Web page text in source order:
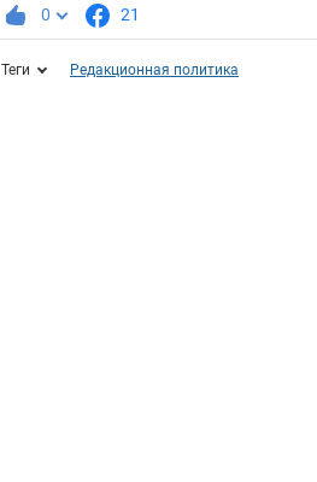
0 21
Теги Редакционная политика